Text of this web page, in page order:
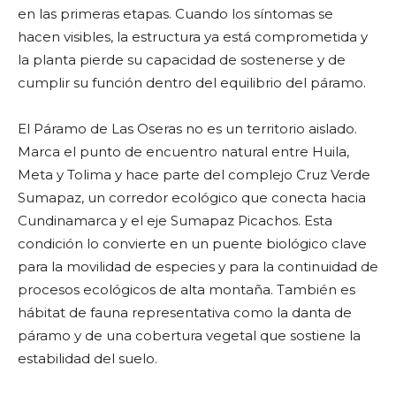
en las primeras etapas. Cuando los síntomas se
hacen visibles, la estructura ya está comprometida y
la planta pierde su capacidad de sostenerse y de
cumplir su función dentro del equilibrio del páramo.
El Páramo de Las Oseras no es un territorio aislado.
Marca el punto de encuentro natural entre Huila,
Meta y Tolima y hace parte del complejo Cruz Verde
Sumapaz, un corredor ecológico que conecta hacia
Cundinamarca y el eje Sumapaz Picachos. Esta
condición lo convierte en un puente biológico clave
para la movilidad de especies y para la continuidad de
procesos ecológicos de alta montaña. También es
hábitat de fauna representativa como la danta de
páramo y de una cobertura vegetal que sostiene la
estabilidad del suelo.